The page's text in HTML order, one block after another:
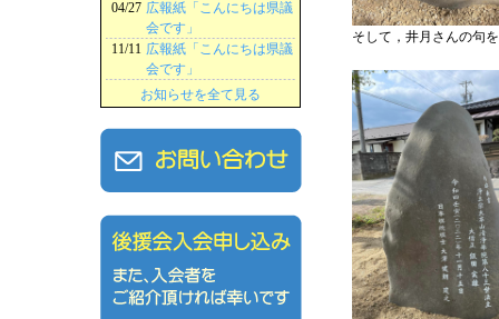
04/27 広報紙「こんにちは県議
会です」
11/11 広報紙「こんにちは県議
会です」
お知らせを全て見る
そして，井月さんの句